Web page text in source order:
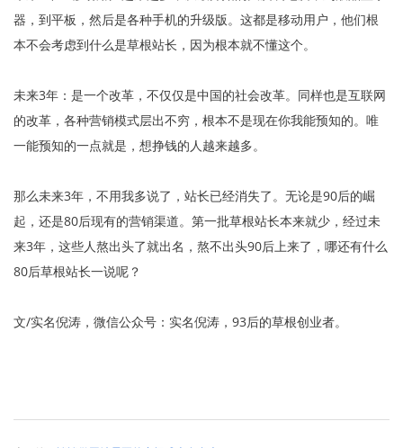
器，到平板，然后是各种手机的升级版。这都是移动用户，他们根
本不会考虑到什么是草根站长，因为根本就不懂这个。
未来3年：是一个改革，不仅仅是中国的社会改革。同样也是互联网
的改革，各种营销模式层出不穷，根本不是现在你我能预知的。唯
一能预知的一点就是，想挣钱的人越来越多。
那么未来3年，不用我多说了，站长已经消失了。无论是90后的崛
起，还是80后现有的营销渠道。第一批草根站长本来就少，经过未
来3年，这些人熬出头了就出名，熬不出头90后上来了，哪还有什么
80后草根站长一说呢？
文/实名倪涛，微信公众号：实名倪涛，93后的草根创业者。